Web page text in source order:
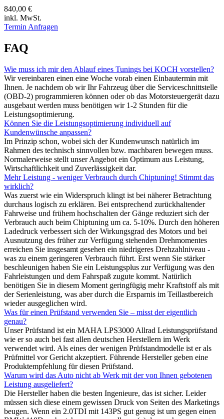
840,00 €
inkl. MwSt.
Termin Anfragen
FAQ
Wie muss ich mir den Ablauf eines Tunings bei KOCH vorstellen?
Wir vereinbaren einen eine Woche vorab einen Einbautermin mit
Ihnen. Je nachdem ob wir Ihr Fahrzeug über die Serviceschnittstelle
(OBD-2) programmieren können oder ob das Motorsteuergerät dazu
ausgebaut werden muss benötigen wir 1-2 Stunden für die
Leistungsoptimierung.
Können Sie die Leistungsoptimierung individuell auf
Kundenwünsche anpassen?
Im Prinzip schon, wobei sich der Kundenwunsch natürlich im
Rahmen des technisch sinnvollen bzw. machbaren bewegen muss.
Normalerweise stellt unser Angebot ein Optimum aus Leistung,
Wirtschaftlichkeit und Zuverlässigkeit dar.
Mehr Leistung - weniger Verbrauch durch Chiptuning! Stimmt das
wirklich?
Was zuerst wie ein Widerspruch klingt ist bei näherer Betrachtung
durchaus logisch zu erklären. Bei entsprechend zurückhaltender
Fahrweise und frühem hochschalten der Gänge reduziert sich der
Verbrauch auch beim Chiptuning um ca. 5-10%. Durch den höheren
Ladedruck verbessert sich der Wirkungsgrad des Motors und bei
Ausnutzung des früher zur Verfügung stehenden Drehmomentes
erreichen Sie insgesamt gesehen ein niedrigeres Drehzahlniveau -
was zu einem geringeren Verbrauch führt. Erst wenn Sie stärker
beschleunigen haben Sie ein Leistungsplus zur Verfügung was den
Fahrleistungen und dem Fahrspaß zugute kommt. Natürlich
benötigen Sie in diesem Moment geringfügig mehr Kraftstoff als mit
der Serienleistung, was aber durch die Ersparnis im Teillastbereich
wieder ausgeglichen wird.
Was für einen Prüfstand verwenden Sie – misst der eigentlich
genau?
Unser Prüfstand ist ein MAHA LPS3000 Allrad Leistungsprüfstand
wie er so auch bei fast allen deutschen Herstellern im Werk
verwendet wird. Als eines der wenigen Prüfstandmodelle ist er als
Prüfmittel vor Gericht akzeptiert. Führende Hersteller geben eine
Produktempfehlung für diesen Prüfstand.
Warum wird das Auto nicht ab Werk mit der von Ihnen gebotenen
Leistung ausgeliefert?
Die Hersteller haben die besten Ingenieure, das ist sicher. Leider
müssen sich diese einem gewissen Druck von Seiten des Marketings
beugen. Wenn ein 2.0TDI mit 143PS gut genug ist um gegen einen